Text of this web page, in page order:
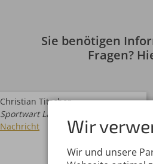
Sie benötigen
Fragen?
Christian Titscher
Sportwart Langlauf
Nachricht
Wir
Wir und unsere